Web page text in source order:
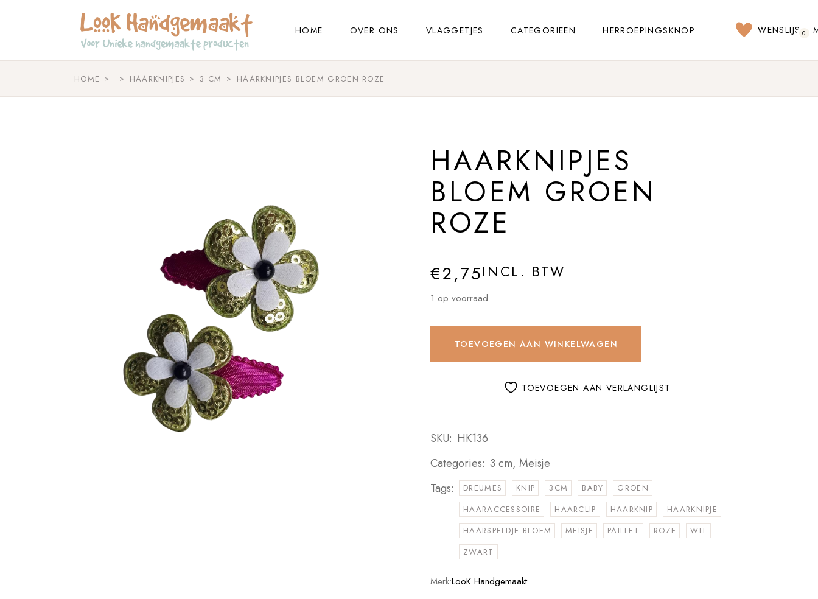
HOME OVER ONS VLAGGETJES CATEGORIEËN HERROEPINGSKNOP WENSLIJST
0
HOME HAARKNIPJES 3 CM HAARKNIPJES BLOEM GROEN ROZE
HAARKNIPJES
BLOEM GROEN
ROZE
€2,75INCL. BTW
1 op voorraad
TOEVOEGEN AAN WINKELWAGEN
TOEVOEGEN AAN VERLANGLIJST
SKU: HK136
Categories: 3 cm, Meisje
Tags:
DREUMES KNIP 3CM BABY
GROEN
HAARACCESSOIRE
HAARCLIP HAARKNIP
HAARKNIPJE
HAARSPELDJE BLOEM
MEISJE PAILLET ROZE
WIT
ZWART
Merk:LooK Handgemaakt